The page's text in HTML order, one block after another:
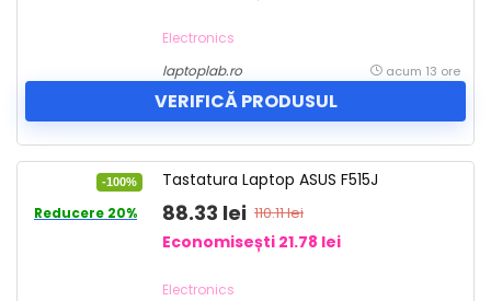
Electronics
laptoplab.ro
acum 13 ore
VERIFICĂ PRODUSUL
-100%
Reducere 20%
Tastatura Laptop ASUS F515J
88.33 lei 110.11 lei
Economisești 21.78 lei
Electronics